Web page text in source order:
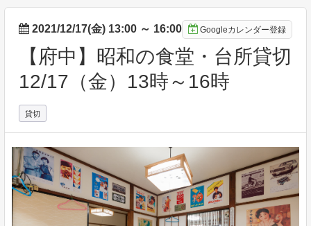
2021/12/17(金) 13:00 ～ 16:00 Googleカレンダー登録
【府中】昭和の食堂・台所貸切
12/17（金）13時～16時
貸切